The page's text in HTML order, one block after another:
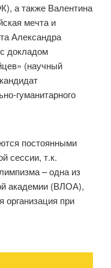
а также Валентина
мечта и
Александра
докладом
(научный
гуманитарного
постоянными
сессии, т.к.
– одна из
академии (ВЛОА),
при